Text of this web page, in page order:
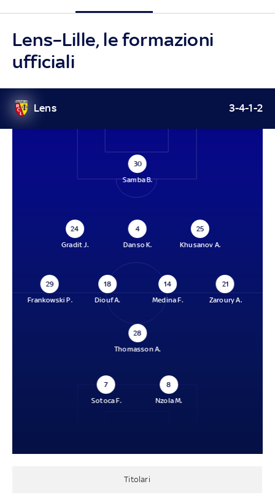
Lens–Lille, le formazioni
ufficiali
Lens 3-4-1-2
30
Samba B.
24
Gradit J.
4
Danso K.
25
Khusanov A.
29
Frankowski P.
18
Diouf A.
14
Medina F.
21
Zaroury A.
28
Thomasson A.
7
Sotoca F.
8
Nzola M.
Titolari